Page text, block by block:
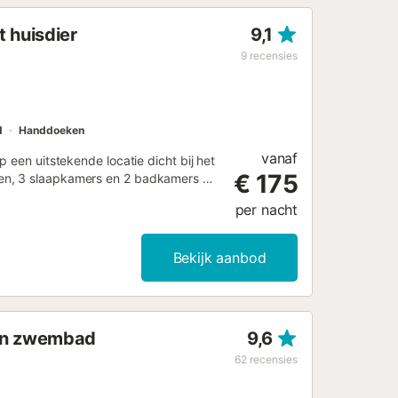
huisdier 9,1
9 recensies
Handdoeken
een uitstekende locatie dicht bij het
3 slaapkamers en 2 badkamers en
waar u op warme dagen in kunt
vieren van evenementen zijn niet
zijn ten strengste verboden en
vanaf
€ 175
per nacht
Bekijk aanbod
zwembad 9,6
62 recensies